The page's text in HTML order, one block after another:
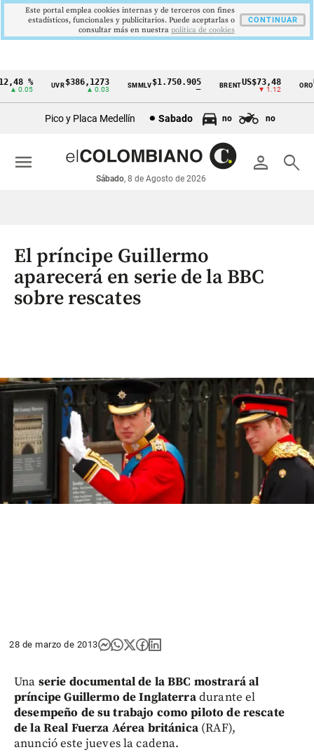
Cintillo
económicos
Colombia
%
0.05
UVR$386,1273
▲ 0.03
SMMLV$1.750.905 BRENTUS$73,48
▼ 1.12
ORO
Pico y Placa Medellín Sabado no no
person search
Sábado, 8 de Agosto de 2026
menu
El príncipe Guillermo
aparecerá en serie de la BBC
sobre rescates
28 de marzo de 2013
Una serie documental de la BBC mostrará al
príncipe Guillermo de Inglaterradurante el
desempeño de su trabajo como piloto de rescate
de la Real Fuerza Aérea británica(RAF),
anunció este jueves la cadena.
Este portal emplea cookies internas y de terceros con fines
estadísticos, funcionales y publicitarios. Puede aceptarlas o
consultar más en nuestra politica de cookies
CONTINUAR